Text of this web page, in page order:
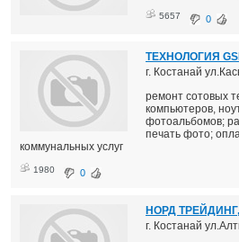
5657 0
ТЕХНОЛОГИЯ
г. Костанай
ремонт сотовых
компьютеров,
фотоальбомов;
печать фото;
коммунальных услуг
1980 0
НОРД
г. Костанай